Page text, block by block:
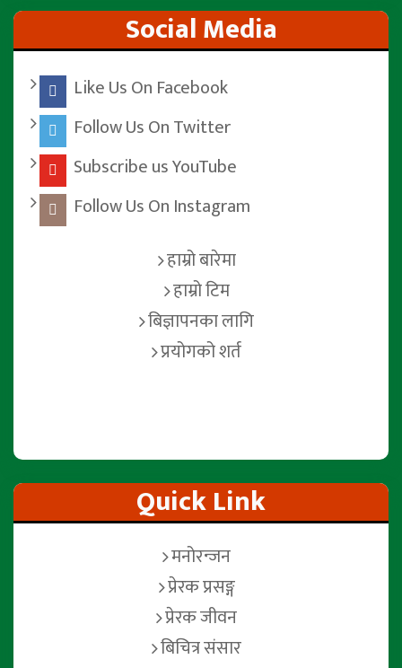
Social Media
Like Us On Facebook
Follow Us On Twitter
Subscribe us YouTube
Follow Us On Instagram
हाम्रो बारेमा
हाम्रो टिम
बिज्ञापनका लागि
प्रयोगको शर्त
Quick Link
मनोरन्जन
प्रेरक प्रसङ्ग
प्रेरक जीवन
बिचित्र संसार